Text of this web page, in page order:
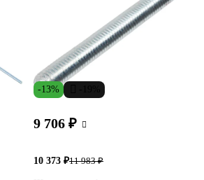
-13%
9 706 ₽
10 373 ₽11 983 ₽